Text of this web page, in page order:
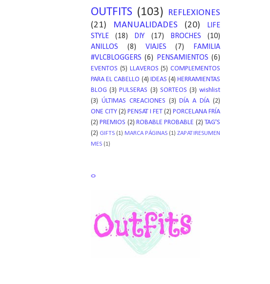
OUTFITS (103)
REFLEXIONES
(21)
MANUALIDADES (20)
LIFE
STYLE
(18) DIY (17) BROCHES
(10)
ANILLOS
(8) VIAJES (7)
FAMILIA
#VLCBLOGGERS (6) PENSAMIENTOS (6)
EVENTOS (5) LLAVEROS (5) COMPLEMENTOS
PARA EL CABELLO (4) IDEAS (4) HERRAMIENTAS
BLOG (3) PULSERAS (3) SORTEOS (3) wishlist
(3) ÚLTIMAS CREACIONES (3) DÍA A DÍA (2)
ONE CITY (2) PENSAT I FET (2) PORCELANA FRÍA
(2) PREMIOS (2) ROBABLE PROBABLE (2) TAG'S
(2) GIFTS (1) MARCA PÁGINAS (1) ZAPATIRESUMEN
MES (1)
o